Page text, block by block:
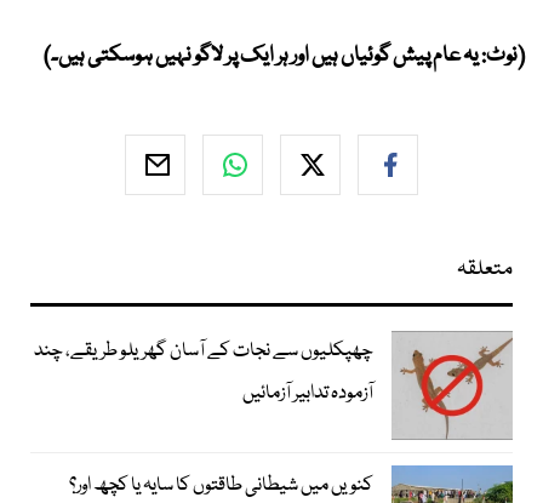
(نوٹ: یہ عام پیش گوئیاں ہیں اور ہر ایک پر لاگو نہیں ہوسکتی ہیں۔)
متعلقہ
چھپکلیوں سے نجات کے آسان گھریلو طریقے، چند
آزمودہ تدابیر آزمائیں
کنویں میں شیطانی طاقتوں کا سایہ یا کچھ اور؟